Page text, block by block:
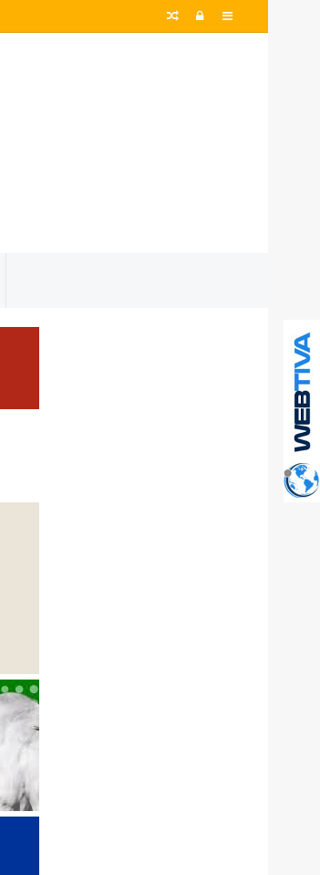
Barra
Entrar
Artigo